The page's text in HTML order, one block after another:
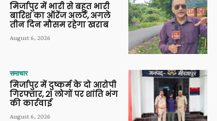
मिर्जापुर में भारी से बहुत भारी
बारिश का ऑरेंज अलर्ट, अगले
तीन दिन मौसम रहेगा खराब
August 6, 2026
समाचार
मिर्जापुर में दुष्कर्म के दो आरोपी
गिरफ्तार, 21 लोगों पर शांति भंग
की कार्रवाई
August 6, 2026